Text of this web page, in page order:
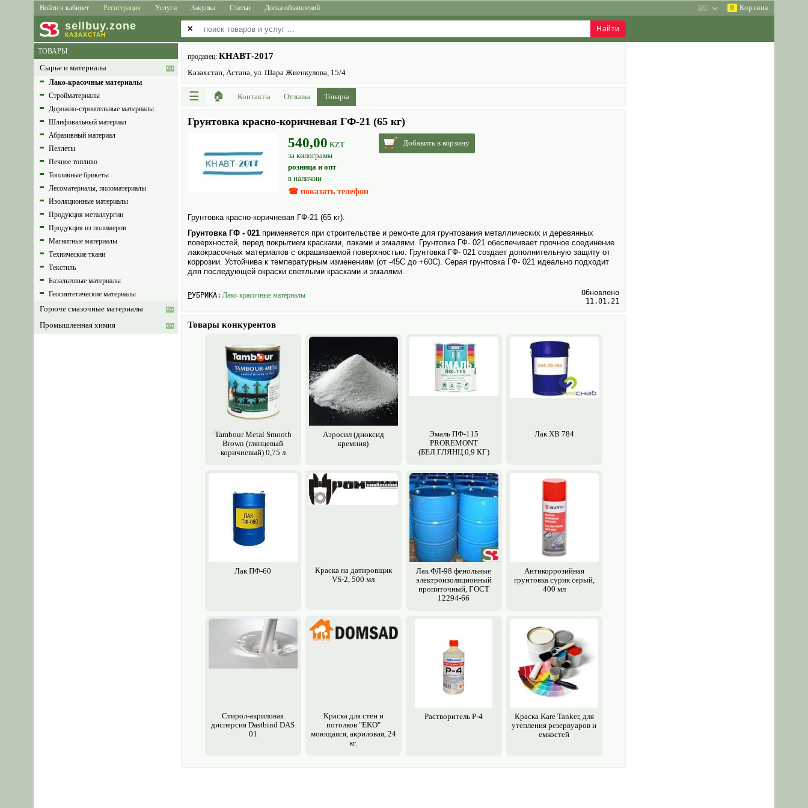
Войти в кабинет Регистрация Услуги Закупка Статьи Доска объявлений 0 Корзина
sell buy.zone
КАЗАХСТАН
✕
ТОВАРЫ
Сырье и материалы
Лако-красочные материалы
Стройматериалы
Дорожно-строительные материалы
Шлифовальный материал
Абразивный материал
Пеллеты
Печное топливо
Топливные брикеты
Лесоматериалы, пиломатериалы
Изоляционные материалы
Продукция металлургии
Продукция из полимеров
Магнитные материалы
Технические ткани
Текстиль
Базальтовые материалы
Геосинтетические материалы
Горюче смазочные материалы
Промышленная химия
продавец: КНАВТ-2017
Казахстан, Астана, ул. Шара Жиенкулова, 15/4
☰ 🏠 Контакты Отзывы Товары
Грунтовка красно-коричневая ГФ-21 (65 кг)
540,00 KZT
за килограмм
розница и опт
в наличии
☎ показать телефон
Добавить в корзину
Грунтовка красно-коричневая ГФ-21 (65 кг).
Грунтовка ГФ - 021 применяется при строительстве и ремонте для грунтования металлических и деревянных
поверхностей, перед покрытием красками, лаками и эмалями. Грунтовка ГФ- 021 обеспечивает прочное соединение
лакокрасочных материалов с окрашиваемой поверхностью. Грунтовка ГФ- 021 создает дополнительную защиту от
коррозии. Устойчива к температурным изменениям (от -45С до +60С). Серая грунтовка ГФ- 021 идеально подходит
для последующей окраски светлыми красками и эмалями.
РУБРИКА: Лако-красочные материалы
Обновлено
11.01.21
Товары конкурентов
Tambour Metal Smooth
Brown (глянцевый
коричневый) 0,75 л
Аэросил (диоксид
кремния)
Эмаль ПФ-115
PROREMONT
(БЕЛ.ГЛЯНЦ.0,9 КГ)
Лак ХВ 784
Лак ПФ-60
Краска на датировщик
VS-2, 500 мл
Лак ФЛ-98 фенольные
электро­изоляционный
пропиточный, ГОСТ
12294-66
Антикоррозийная
грунтовка сурик серый,
400 мл
Стирол-акриловая
дисперсия Dastbind DAS
01
Краска для стен и
потолков "EKO"
моющаяся, акриловая, 24
кг.
Растворитель Р-4
Краска Kare Tanker, для
утепления резервуаров и
емкостей